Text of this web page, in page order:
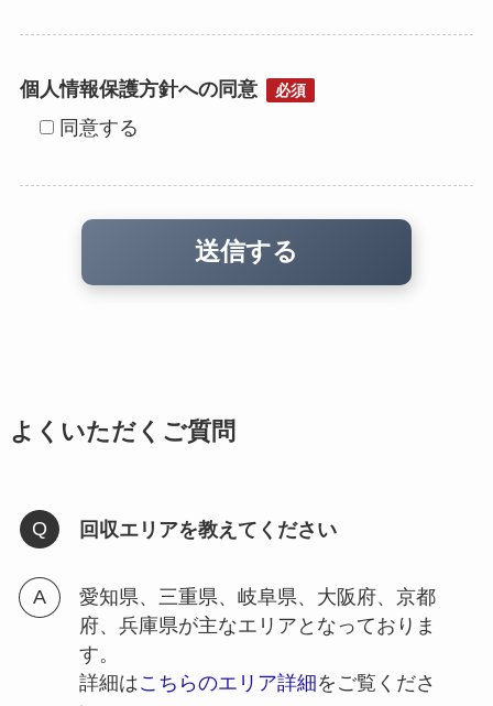
個人情報保護方針への同意 必須
同意する
よくいただくご質問
回収エリアを教えてください
愛知県、三重県、岐阜県、大阪府、京都
府、兵庫県が主なエリアとなっておりま
す。
詳細はこちらのエリア詳細をご覧くださ